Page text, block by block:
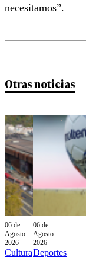
necesitamos”.
Otras noticias
06 de
Agosto
2026
Cultura
06 de
Agosto
2026
Deportes